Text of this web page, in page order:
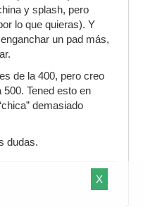
y splash, pero
lo que quieras). Y
un pad más,
de la 400, pero creo
Tened esto en
demasiado
dudas.
X